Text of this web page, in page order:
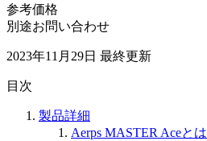
参考価格
別途お問い合わせ
2023年11月29日 最終更新
目次
製品詳細
Aerps MASTER Aceとは